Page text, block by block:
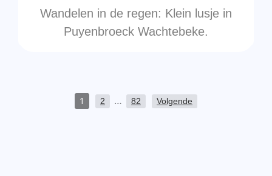
Wandelen in de regen: Klein lusje in
Puyenbroeck Wachtebeke.
1 2 … 82 Volgende